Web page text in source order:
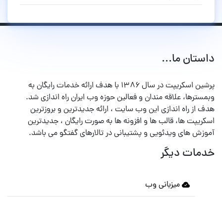
داستان ما...
پرشین اسکریپت در سال ۱۳۸۶ با هدف ارائه خدمات رایگان به
وبمسترها، علاقه مندان و فعالین حوزه وب ایران راه اندازی شد.
هدف از راه اندازی این وب سایت ، ارائه جدیدترین و بروزترین
اسکریپت ها، قالب ها و افزونه ها به صورت رایگان ، جدیدترین
آموزش های ویدئویی و پشتیبانی در تالارهای گفتگو می باشد.
خدمات دیگر
میزبانی وب